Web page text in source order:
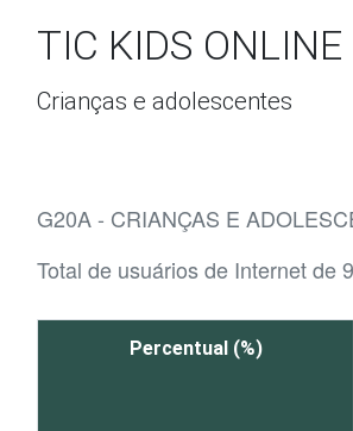
TIC KIDS
Crianças e adolescentes
G20A - CRIANÇAS E
Total de usuários de Internet de
Percentual (%)